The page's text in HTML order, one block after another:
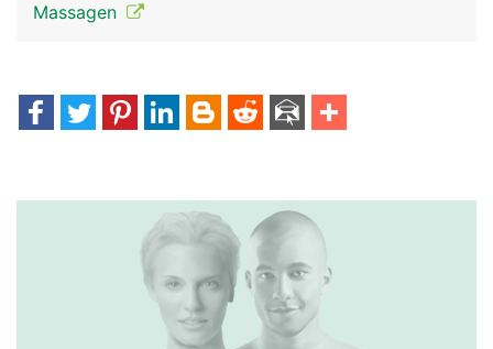
Massagen